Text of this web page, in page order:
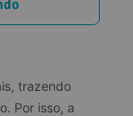
trazendo
Por isso, a